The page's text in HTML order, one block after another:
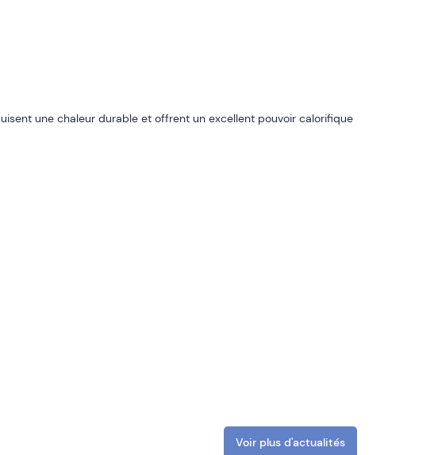
une chaleur durable et offrent un excellent pouvoir calorifique
Voir plus d'actualités